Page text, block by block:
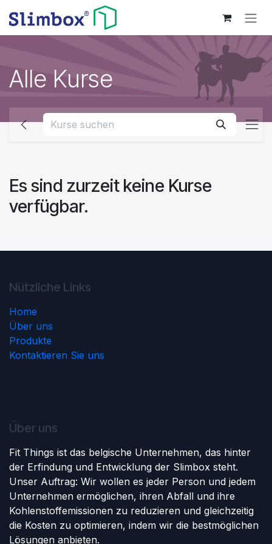
Alle Kurse
Es sind zurzeit keine Kurse
verfügbar.
Nützliche Links
Home
Über uns
Produkte
Kontaktieren Sie uns
Über uns
Fit Things ist das belgische Unternehmen, das hinter
der Erfindung und Entwicklung der Slimbox steht.
Unser Auftrag: Wir wollen es jeder Person und jedem
Unternehmen ermöglichen, ihren Abfall und ihre
Kohlenstoffemissionen zu reduzieren und gleichzeitig
die Kosten zu optimieren, indem wir die bestmöglichen
Lösungen anbieten.